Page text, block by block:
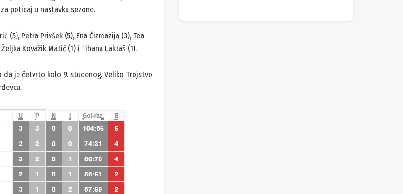
poticaj u nastavku sezone.
(5), Petra Privšek (5), Ena Čizmazija (3), Tea
Kovažik Matić (1) i Tihana Laktaš (1).
da je četvrto kolo 9. studenog. Veliko Trojstvo